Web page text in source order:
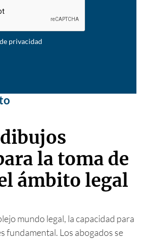
privacidad
la toma de
ámbito legal
mundo legal, la capacidad para
fundamental. Los abogados se